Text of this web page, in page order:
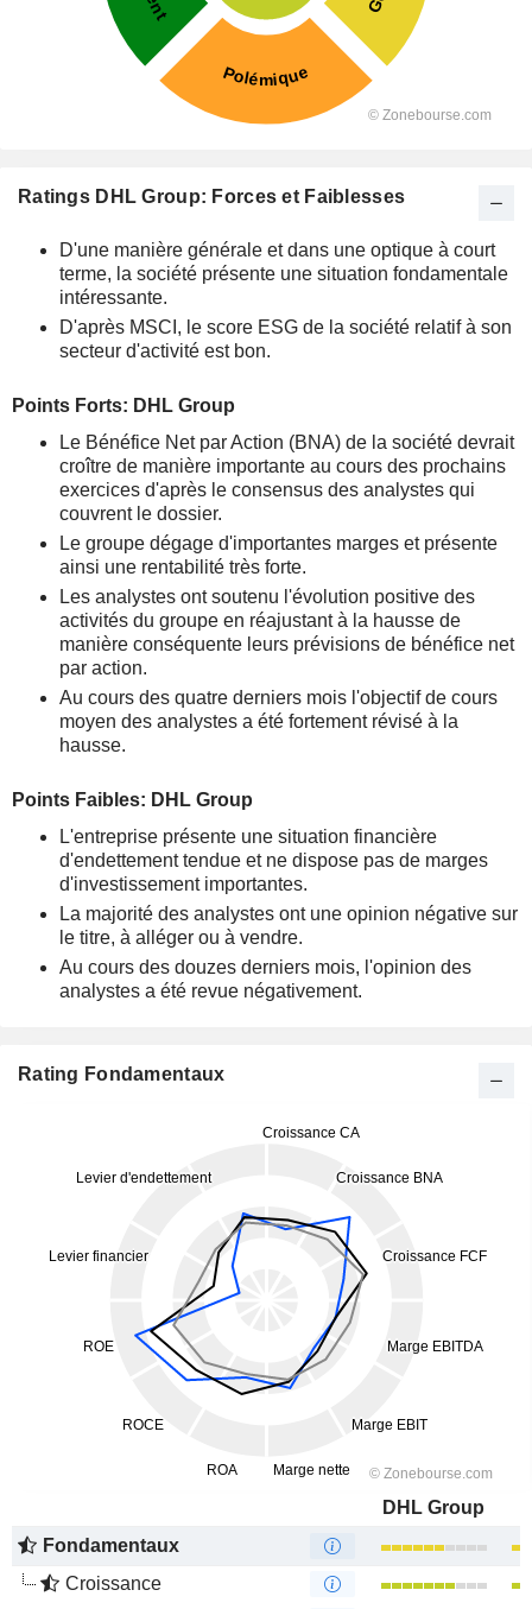
Ratings DHL Group: Forces et Faiblesses
D'une manière générale et dans une optique à court
terme, la société présente une situation fondamentale
intéressante.
D'après MSCI, le score ESG de la société relatif à son
secteur d'activité est bon.
Points Forts: DHL Group
Le Bénéfice Net par Action (BNA) de la société devrait
croître de manière importante au cours des prochains
exercices d'après le consensus des analystes qui
couvrent le dossier.
Le groupe dégage d'importantes marges et présente
ainsi une rentabilité très forte.
Les analystes ont soutenu l'évolution positive des
activités du groupe en réajustant à la hausse de
manière conséquente leurs prévisions de bénéfice net
par action.
Au cours des quatre derniers mois l'objectif de cours
moyen des analystes a été fortement révisé à la
hausse.
Points Faibles: DHL Group
L'entreprise présente une situation financière
d'endettement tendue et ne dispose pas de marges
d'investissement importantes.
La majorité des analystes ont une opinion négative sur
le titre, à alléger ou à vendre.
Au cours des douzes derniers mois, l'opinion des
analystes a été revue négativement.
Rating Fondamentaux
DHL Group
Fondamentaux
Croissance